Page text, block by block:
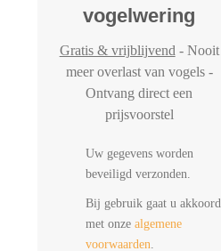
vogelwering
Gratis & vrijblijvend - Nooit
meer overlast van vogels -
Ontvang direct een
prijsvoorstel
Uw gegevens worden
beveiligd verzonden.
Bij gebruik gaat u akkoord
met onze algemene
voorwaarden